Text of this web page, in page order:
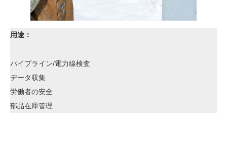
用途：
パイプライン/電力線検査
データ収集
労働者の安全
部品在庫管理